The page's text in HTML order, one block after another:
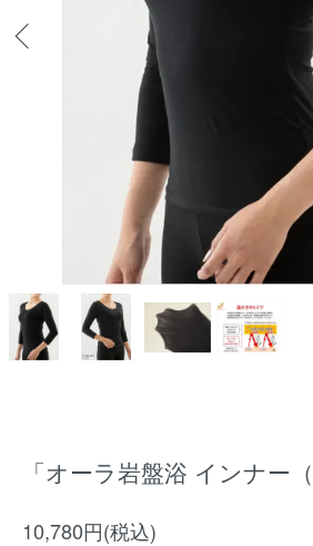
「オーラ岩盤浴 インナー
10,780円(税込)